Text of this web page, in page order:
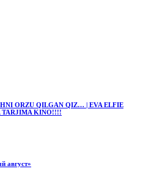
ORZU QILGAN QIZ… | EVA ELFIE
TARJIMA KINO!!!!
август»